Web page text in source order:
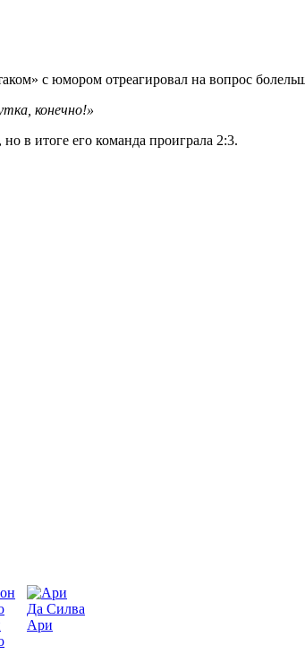
с юмором отреагировал на вопрос
конечно!»
в итоге его команда проиграла 2:3.
Да Силва
Ари